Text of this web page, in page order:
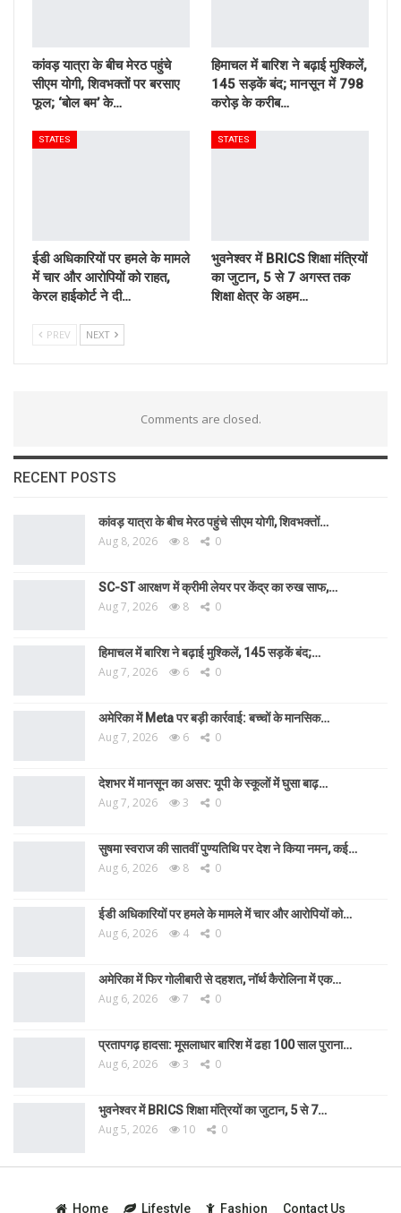
कांवड़ यात्रा के बीच मेरठ पहुंचे
सीएम योगी, शिवभक्तों पर बरसाए
फूल; ‘बोल बम’ के…
हिमाचल में बारिश ने बढ़ाई मुश्किलें,
145 सड़कें बंद; मानसून में 798
करोड़ के करीब…
STATES
ईडी अधिकारियों पर हमले के मामले
में चार और आरोपियों को राहत,
केरल हाईकोर्ट ने दी…
STATES
भुवनेश्वर में BRICS शिक्षा मंत्रियों
का जुटान, 5 से 7 अगस्त तक
शिक्षा क्षेत्र के अहम…
PREV NEXT
Comments are closed.
RECENT POSTS
कांवड़ यात्रा के बीच मेरठ पहुंचे सीएम योगी, शिवभक्तों…
Aug 8, 2026 8 0
SC-ST आरक्षण में क्रीमी लेयर पर केंद्र का रुख साफ,…
Aug 7, 2026 8 0
हिमाचल में बारिश ने बढ़ाई मुश्किलें, 145 सड़कें बंद;…
Aug 7, 2026 6 0
अमेरिका में Meta पर बड़ी कार्रवाई: बच्चों के मानसिक…
Aug 7, 2026 6 0
देशभर में मानसून का असर: यूपी के स्कूलों में घुसा बाढ़…
Aug 7, 2026 3 0
सुषमा स्वराज की सातवीं पुण्यतिथि पर देश ने किया नमन, कई…
Aug 6, 2026 8 0
ईडी अधिकारियों पर हमले के मामले में चार और आरोपियों को…
Aug 6, 2026 4 0
अमेरिका में फिर गोलीबारी से दहशत, नॉर्थ कैरोलिना में एक…
Aug 6, 2026 7 0
प्रतापगढ़ हादसा: मूसलाधार बारिश में ढहा 100 साल पुराना…
Aug 6, 2026 3 0
भुवनेश्वर में BRICS शिक्षा मंत्रियों का जुटान, 5 से 7…
Aug 5, 2026 10 0
Home Lifestyle Fashion Contact Us